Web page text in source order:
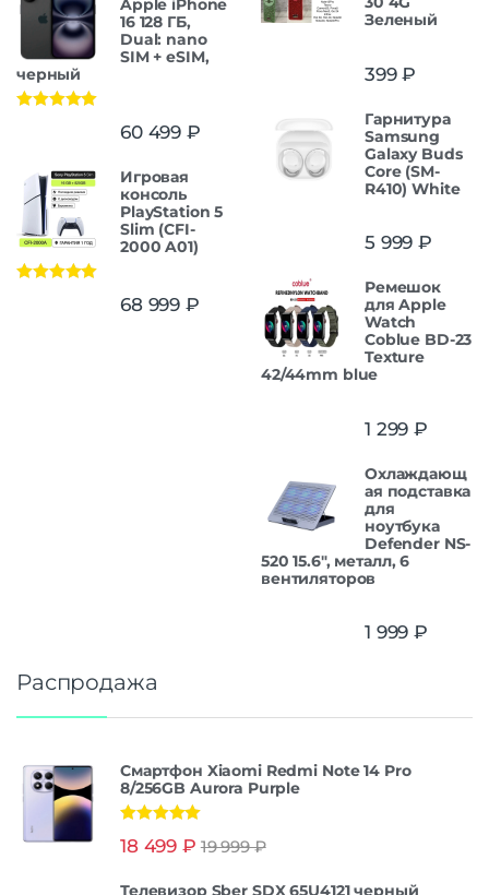
Apple iPhone
16 128 ГБ,
Dual: nano
SIM + eSIM,
черный
60 499 ₽
Игровая
консоль
PlayStation 5
Slim (CFI-
2000 A01)
68 999 ₽
Зеленый
399₽
Гарнитура
Samsung
Galaxy Buds
Core (SM-
R410) White
5 999 ₽
Ремешок
для Apple
Watch
Coblue BD-23
Texture
42/44mm blue
1 299 ₽
Охлаждающ
ая подставка
для
ноутбука
Defender NS-
520 15.6", металл, 6
вентиляторов
1 999 ₽
Распродажа
Смартфон Xiaomi Redmi Note 14 Pro
8/256GB Aurora Purple
из 5
18 499 ₽ 19 999₽
Телевизор Sber SDX 65U4121 черный